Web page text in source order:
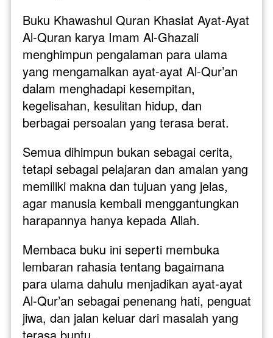
Buku Khawashul Quran Khasiat Ayat-Ayat
Al-Quran karya Imam Al-Ghazali
menghimpun pengalaman para ulama
yang mengamalkan ayat-ayat Al-Qur’an
dalam menghadapi kesempitan,
kegelisahan, kesulitan hidup, dan
berbagai persoalan yang terasa berat.
Semua dihimpun bukan sebagai cerita,
tetapi sebagai pelajaran dan amalan yang
memiliki makna dan tujuan yang jelas,
agar manusia kembali menggantungkan
harapannya hanya kepada Allah.
Membaca buku ini seperti membuka
lembaran rahasia tentang bagaimana
para ulama dahulu menjadikan ayat-ayat
Al-Qur’an sebagai penenang hati, penguat
jiwa, dan jalan keluar dari masalah yang
terasa buntu.